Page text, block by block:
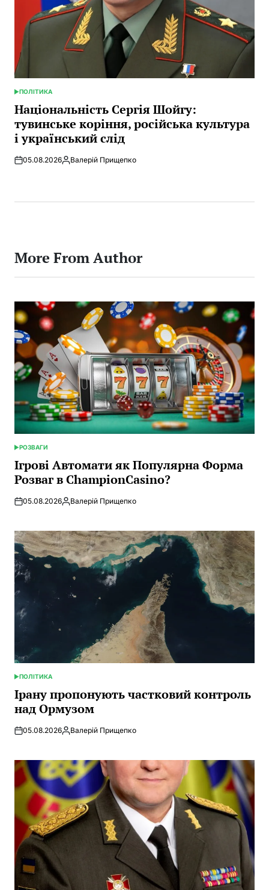
POSTED
IN
ПОЛІТИКА
Національність Сергія Шойгу:
тувинське коріння, російська культура
і український слід
05.08.2026Posted
Валерій Прищепко
More From Author
POSTED
IN
РОЗВАГИ
Ігрові Автомати як Популярна Форма
Розваг в ChampionCasino?
05.08.2026Posted
Валерій Прищепко
POSTED
IN
ПОЛІТИКА
Ірану пропонують частковий контроль
над Ормузом
05.08.2026Posted
Валерій Прищепко